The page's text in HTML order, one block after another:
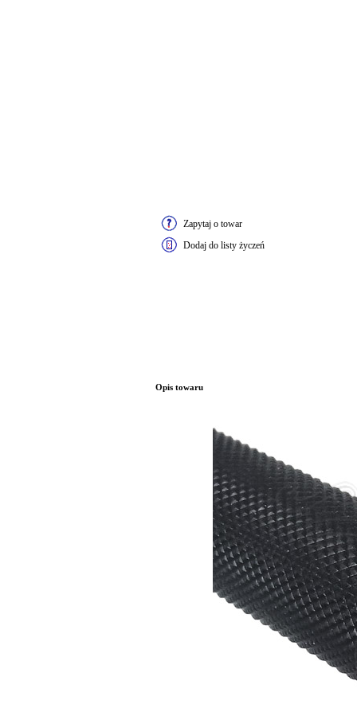
Zapytaj o towar
Dodaj do listy życzeń
Opis towaru